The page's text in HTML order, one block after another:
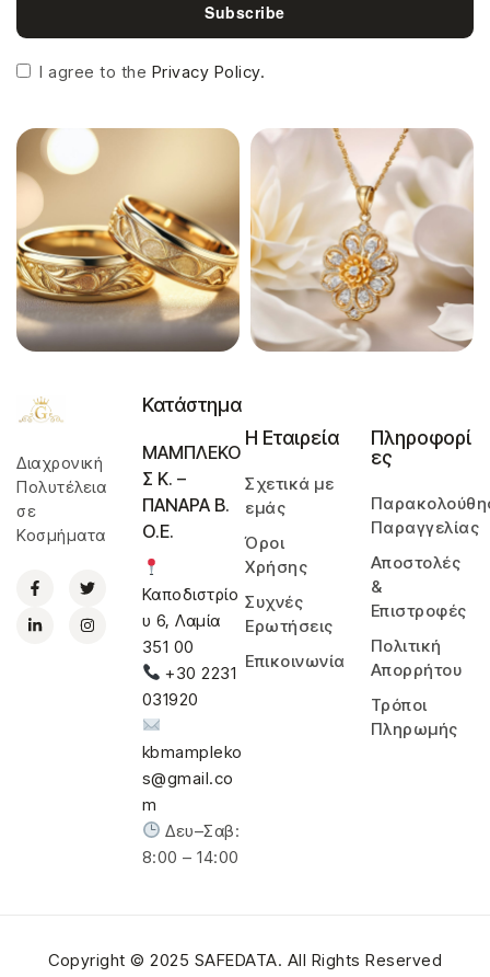
Subscribe
I agree to the Privacy Policy.
Διαχρονική
Πολυτέλεια
σε
Κοσμήματα
Η Εταιρεία
Σχετικά με
εμάς
Όροι
Χρήσης
Συχνές
Ερωτήσεις
Επικοινωνία
Πληροφορί
ες
Παραγγελίας
Αποστολές
&
Επιστροφές
Πολιτική
Απορρήτου
Τρόποι
Πληρωμής
Κατάστημα
ΜΑΜΠΛΕΚΟ
Σ Κ. –
ΠΑΝΑΡΑ Β.
Ο.Ε.
Καποδιστρίο
υ 6, Λαμία
351 00
+30 2231
031920
kbmampleko
s@gmail.co
m
Δευ–Σαβ:
8:00 – 14:00
Copyright © 2025 SAFEDATA. All Rights Reserved